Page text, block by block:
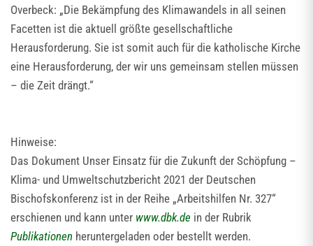
Overbeck: „Die Bekämpfung des Klimawandels in all seinen
Facetten ist die aktuell größte gesellschaftliche
Herausforderung. Sie ist somit auch für die katholische Kirche
eine Herausforderung, der wir uns gemeinsam stellen müssen
– die Zeit drängt.“
Hinweise:
Das Dokument Unser Einsatz für die Zukunft der Schöpfung –
Klima- und Umweltschutzbericht 2021 der Deutschen
Bischofskonferenz ist in der Reihe „Arbeitshilfen Nr. 327“
erschienen und kann unter www.dbk.de in der Rubrik
Publikationen heruntergeladen oder bestellt werden.